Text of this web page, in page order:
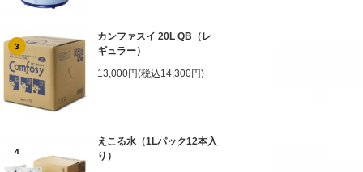
3
カンファスイ 20L QB（レ
ギュラー）
13,000円(税込14,300円)
4
えこる水（1Lパック12本入
り）